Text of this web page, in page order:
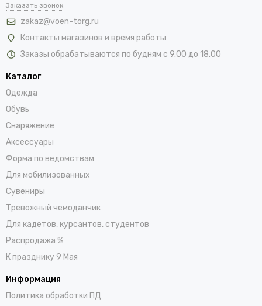
Заказать звонок
zakaz@voen-torg.ru
Контакты магазинов и время работы
Заказы обрабатываются по будням с 9.00 до 18.00
Каталог
Одежда
Обувь
Снаряжение
Аксессуары
Форма по ведомствам
Для мобилизованных
Сувениры
Тревожный чемоданчик
Для кадетов, курсантов, студентов
Распродажа %
К празднику 9 Мая
Информация
Политика обработки ПД